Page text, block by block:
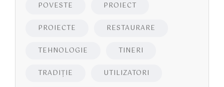
POVESTE PROIECT
PROIECTE RESTAURARE
TEHNOLOGIE TINERI
TRADIȚIE UTILIZATORI